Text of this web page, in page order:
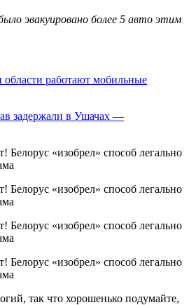
эвакуировано более 5 авто этим
области работают мобильные
задержали в Ушачах —
так что хорошенько подумайте,